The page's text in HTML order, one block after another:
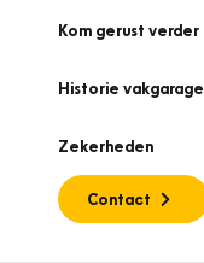
Kom gerust verder
Historie vakgarage
Zekerheden
Contact